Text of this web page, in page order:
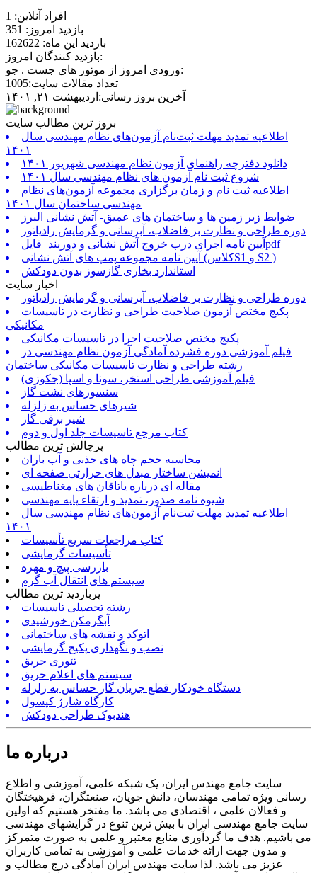
افراد آنلاین: 1
بازدید امروز: 351
بازدید این ماه: 162622
بازدید کنندگان امروز:
ورودی امروز از موتور های جست . جو:
تعداد مقالات سایت:1005
آخرین بروز رسانی:اردیبهشت ۲۱, ۱۴۰۱
بروز ترین مطالب سایت
اطلاعیه تمدید مهلت ثبت‌نام آزمون‌های نظام مهندسی سال
۱۴۰۱
دانلود دفترچه راهنمای آزمون نظام مهندسی شهریور ۱۴۰۱
شروع ثبت نام آزمون های نظام مهندسی سال ۱۴۰۱
اطلاعیه ثبت نام و زمان برگزاری مجموعه آزمون‌های نظام
مهندسی ساختمان سال ۱۴۰۱
ضوابط زیر زمین ها و ساختمان های عمیق- آتش نشانی البرز
دوره طراحی و نظارت بر فاضلاب، آبرسانی و گرمایش رادیاتور
آیین نامه اجرای درب خروج آتش نشانی و دوربند+فایلpdf
آیین نامه مجموعه پمپ های آتش نشانی (کلاسS1 و S2 )
استاندارد بخاری گازسوز بدون دودکش
اخبار سایت
دوره طراحی و نظارت بر فاضلاب، آبرسانی و گرمایش رادیاتور
پکیج مختص آزمون صلاحیت طراحی و نظارت در تاسیسات
مکانیکی
پکیج مختص صلاحیت اجرا در تاسیسات مکانیکی
فیلم آموزشی دوره فشرده آمادگی آزمون نظام مهندسی در
رشته طراحی و نظارت تاسیسات مکانیکی ساختمان
فیلم آموزشی طراحی استخر، سونا و اسپا (جکوزی)
سنسورهای نشت گاز
شیرهای حساس به زلزله
شیر برقی گاز
کتاب مرجع تاسیسات جلد اول و دوم
پرچالش ترین مطالب
محاسبه حجم چاه های جذبی و آب باران
انمیشن ساختار مبدل های حرارتی صفحه ای
مقاله ای درباره یاتاقان های مغناطیسی
شیوه نامه صدور، تمدید و ارتقاء پایه مهندسی
اطلاعیه تمدید مهلت ثبت‌نام آزمون‌های نظام مهندسی سال
۱۴۰۱
کتاب مراجعات سریع تأسیسات
تأسیسات گرمایشی
بازرسی پیچ و مهره
سیستم های انتقال آب گرم
پربازدید ترین مطالب
رشته تحصیلی تاسیسات
آبگرمکن خورشیدی
اتوکد و نقشه های ساختمانی
نصب و نگهداری پکیج گرمایشی
تئوری حریق
سیستم های اعلام حریق
دستگاه خودکار قطع جریان گاز حساس به زلزله
کارگاه شارژ کپسول
هندبوک طراحی دودکش
درباره ما
سایت جامع مهندس ایران، یک شبکه علمی، آموزشی و اطلاع
رسانی ویژه تمامی مهندسان، دانش جویان، صنعتگران، فرهیختگان
و فعالان علمی ، اقتصادی می باشد. ما مفتخر هستیم که اولین
سایت جامع مهندسی ایران با بیش ترین تنوع در گرایشهای مهندسی
می باشیم. هدف ما گردآوری منابع معتبر و علمی به صورت متمرکز
و مدون جهت ارائه خدمات علمی و آموزشی به تمامی کاربران
عزیز می باشد. لذا سایت مهندس ایران آمادگی درج مطالب و